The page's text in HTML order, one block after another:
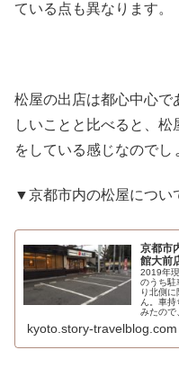
ている点も異なります。
松屋の出店は都心中心で
しいことと比べると、
をしている感じなのでし
▼京都市内の松屋につい
京都市
館大前
2019年
のうち駐
り北側
ん。車持
みたので
kyoto.story-travelblog.com